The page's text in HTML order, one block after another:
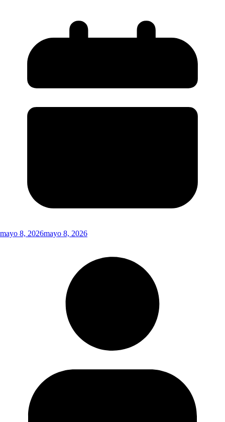
mayo 8, 2026mayo 8, 2026